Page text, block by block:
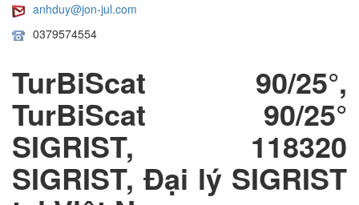
anhduy@jon-jul.com
0379574554
TurBiScat 90/25°,
TurBiScat 90/25°
SIGRIST, 118320
SIGRIST, Đại lý SIGRIST